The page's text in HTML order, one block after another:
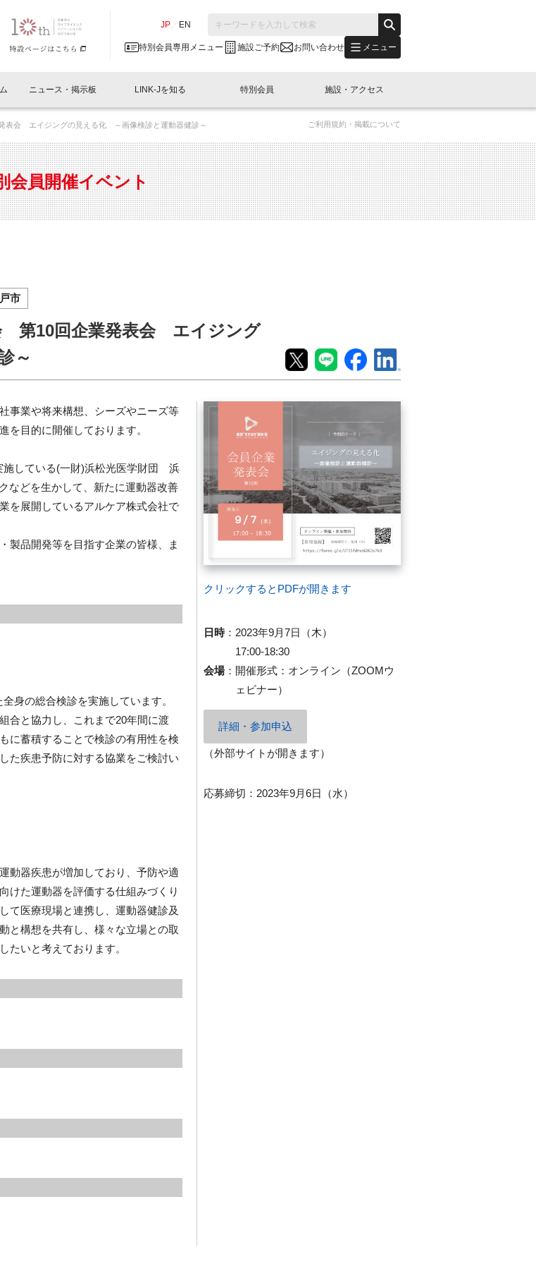
JP EN
特別会員専用メニュー 施設ご予約 お問い合わせ メニュー
閉じる
イベントレポート一覧
LINK-J主催・共催 特別会員開催
LINK-J協賛・協力 出展・参加
？ What's "LINK-BioBAY TOKYO"？
インタビュー 会報誌 (News Letter)
コラム 日本橋コラム
ニュース・掲示板
人と情報の交流掲示板一覧
会員プレスリリース ニュース・事業紹介
募集 イベント
LINK-Jを知る
What’s LINK-J WEST
紹介 事業内容
ト GTB日本橋エリアについて
特別会員
ついて 入会申し込み
施設・アクセス
ラボ 施設ご予約
表会 エイジングの見える化 ～画像検診と運動器健診～ ご利用規約・掲載について
会員開催イベント
市
第10回企業発表会 エイジング
～
事業や将来構想、シーズやニーズ等
を目的に開催しております。
施している(一財)浜松光医学財団 浜
などを生かして、新たに運動器改善
を展開しているアルケア株式会社で
製品開発等を目指す企業の皆様、ま
身の総合検診を実施しています。
合と協力し、これまで20年間に渡
に蓄積することで検診の有用性を検
た疾患予防に対する協業をご検討い
動器疾患が増加しており、予防や適
けた運動器を評価する仕組みづくり
て医療現場と連携し、運動器健診及
と構想を共有し、様々な立場との取
たいと考えております。
クリックするとPDFが開きます
日時： 2023年9月7日（木）
17:00‐18:30
会場： 開催形式：オンライン（ZOOMウ
ェビナー）
詳細・参加申込
（外部サイトが開きます）
応募締切：2023年9月6日（水）